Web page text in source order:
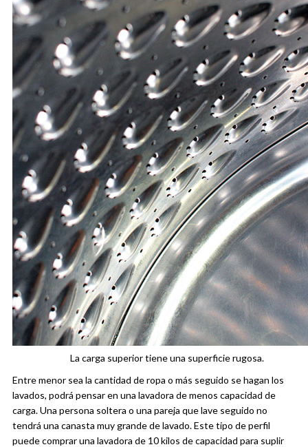
La carga superior tiene una superficie rugosa.
Entre menor sea la cantidad de ropa o más seguido se hagan los
lavados, podrá pensar en una lavadora de menos capacidad de
carga. Una persona soltera o una pareja que lave seguido no
tendrá una canasta muy grande de lavado. Este tipo de perfil
puede comprar una lavadora de 10 kilos de capacidad para suplir